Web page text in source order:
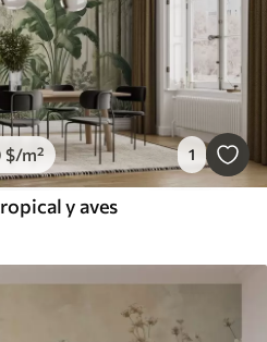
$/m² 1
y aves